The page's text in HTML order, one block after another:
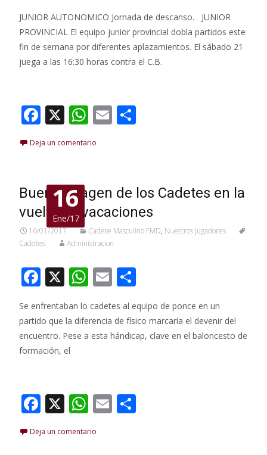
e
b
o
k
at
s
A
p
ai
l
o
m
p
ar
JUNIOR AUTONOMICO Jornada de descanso. JUNIOR
PROVINCIAL El equipo junior provincial dobla partidos este
fin de semana por diferentes aplazamientos. El sábado 21
juega a las 16:30 horas contra el C.B.
F
e
o
o
k
X W
h
at
A
p
p
E
ar
ti
r
Deja un comentario
16
Ene/17
Buena imagen de los Cadetes en la
vuelta de vacaciones
16/01/2017 Cadete Masculino FMD, Nuestros Jugadores
Cadetes
Administracion
F
ac
e
b
o
k
X W
at
s
p
E
m
ai
l
m
p
Se enfrentaban lo cadetes al equipo de ponce en un
partido que la diferencia de físico marcaría el devenir del
encuentro. Pese a esta hándicap, clave en el baloncesto de
formación, el
F
e
X W
h
at
E
Deja un comentario